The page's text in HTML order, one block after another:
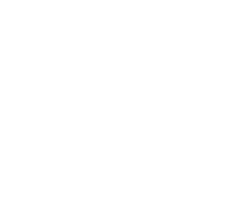
Sonderregelungen.
EUR unangetastet. Nach
mehr Vermögen hat,
15.000 EUR nicht
Vermögen (bei mehr als